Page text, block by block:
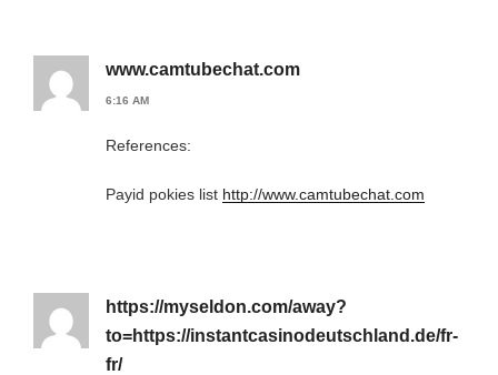
www.camtubechat.com
6:16 AM
References:
Payid pokies list http://www.camtubechat.com
https://myseldon.com/away?
to=https://instantcasinodeutschland.de/fr-
fr/